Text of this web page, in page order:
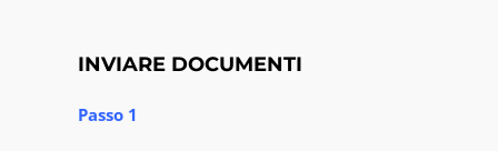
INVIARE DOCUMENTI
Passo 1